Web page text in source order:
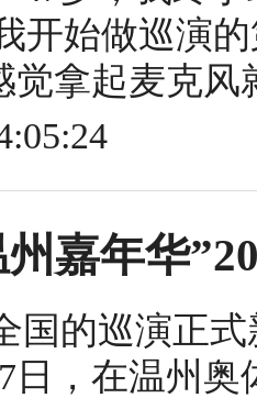
开始做巡演
觉拿起麦克
州嘉年华
国的巡演正
日，在温州